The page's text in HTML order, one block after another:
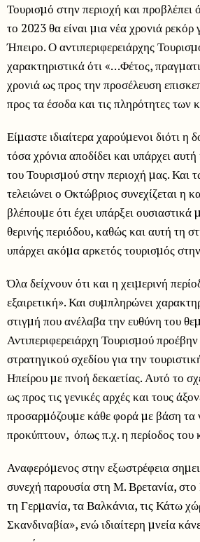
Τουρισµό στην περιοχή και προβλέπει
το 2023 θα είναι µια νέα χρονιά
Ήπειρο. Ο αντιπεριφερειάρχης
χαρακτηριστικά ότι «…Φέτος,
χρονιά ως προς την προσέλευση
προς τα έσοδα και τις πληρότητες των
Είµαστε ιδιαίτερα χαρούµενοι διότι η
τόσα χρόνια αποδίδει και υπάρχει
του Τουρισµού στην περιοχή µας. Και
τελειώνει ο Οκτώβριος συνεχίζεται η
βλέπουµε ότι έχει υπάρξει
θερινής περιόδου, καθώς και αυτή τη
υπάρχει ακόµα αρκετός τουρισµός
Όλα δείχνουν ότι και η χειµερινή
εξαιρετική». Και συµπληρώνει
στιγµή που ανέλαβα την ευθύνη του
Αντιπεριφερειάρχη Τουρισµού
στρατηγικού σχεδίου για την
Ηπείρου µε πνοή δεκαετίας. Αυτό το
ως προς τις γενικές αρχές και τους
προσαρµόζουµε κάθε φορά µε βάση τα
προκύπτουν, όπως π.χ. η περίοδος του
Αναφερόµενος στην εξωστρέφεια
συνεχή παρουσία στη Μ. Βρετανία,
τη Γερµανία, τα Βαλκάνια, τις Κάτω
Σκανδιναβία», ενώ ιδιαίτερη µνεία